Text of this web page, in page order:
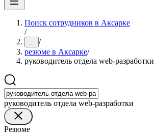
Поиск сотрудников в Аксарке
/
... /
резюме в Аксарке/
руководитель отдела web-разработки
руководитель отдела web-разработки
Резюме